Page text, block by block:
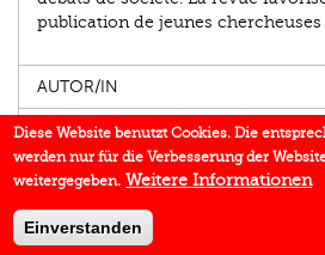
publication de jeunes
AUTOR/IN
EINBLICK
BUCHREIHE
DOWNLOADS
Diese Website benutzt Cookies. Die
werden nur für die Verbesserung der
weitergegeben. Weitere Informationen
Einverstanden